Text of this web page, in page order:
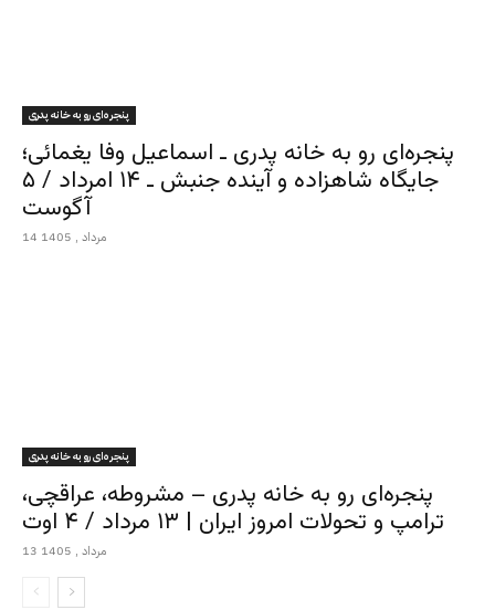
پنجره‌ای رو به خانه پدری
پنجره‌ای رو به خانه پدری ـ اسماعیل وفا یغمائی؛
جایگاه شاهزاده و آینده جنبش ـ ۱۴ امرداد / ۵
آگوست
14 مرداد , 1405
پنجره‌ای رو به خانه پدری
پنجره‌ای رو به خانه پدری – مشروطه، عراقچی،
ترامپ و تحولات امروز ایران | ۱۳ مرداد / ۴ اوت
13 مرداد , 1405